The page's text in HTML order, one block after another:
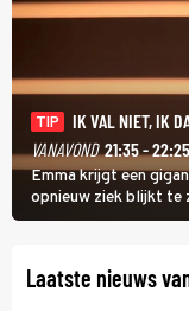
TIP
IK VAL NIET, IK
VANAVOND 21:35 - 22:25
Emma krijgt een
opnieuw ziek blijkt te
Ik Dans laat ze zien
Laatste nieuws